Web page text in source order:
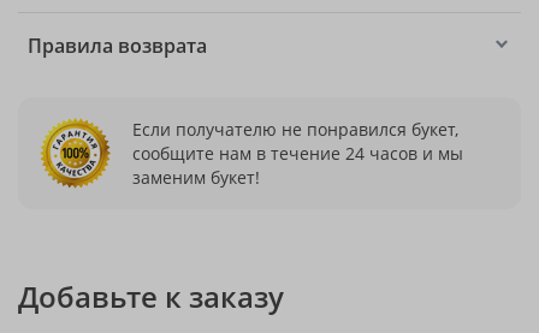
Правила возврата
Если получателю не понравился букет,
сообщите нам в течение 24 часов и мы
заменим букет!
Добавьте к заказу